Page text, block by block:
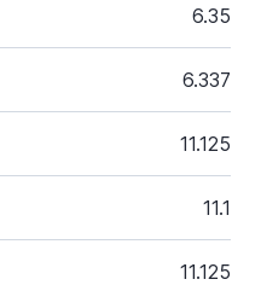
6.35
6.337
11.125
11.1
11.125